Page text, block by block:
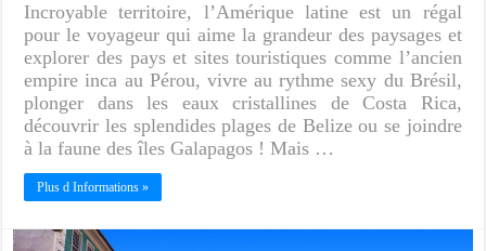
Incroyable territoire, l’Amérique latine est un régal
pour le voyageur qui aime la grandeur des paysages et
explorer des pays et sites touristiques comme l’ancien
empire inca au Pérou, vivre au rythme sexy du Brésil,
plonger dans les eaux cristallines de Costa Rica,
découvrir les splendides plages de Belize ou se joindre
à la faune des îles Galapagos ! Mais …
Plus d Informations »